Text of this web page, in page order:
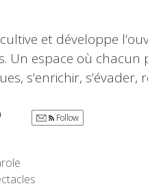
et développe
Un espace où chacun
s’enrichir,
Follow